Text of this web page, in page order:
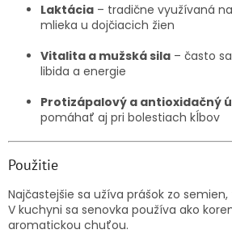
Laktácia – tradične využívaná
mlieka u dojčiacich žien
Vitalita a mužská sila – často
libida a energie
Protizápalový a antioxidačný
pomáhať aj pri bolestiach kĺbov
Použitie
Najčastejšie sa užíva prášok zo
V kuchyni sa senovka používa ako
aromatickou chuťou.